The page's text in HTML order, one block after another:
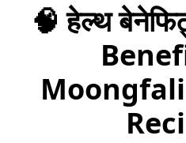
🧠हेल्थ